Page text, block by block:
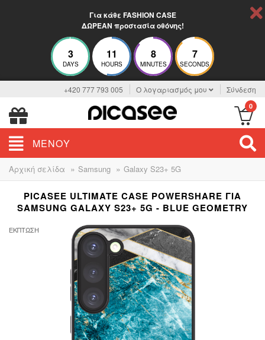
Για κάθε FASHION CASE
ΔΩΡΕΑΝ προστασία οθόνης!
3
DAYS
11
HOURS
8
MINUTES
6
SECONDS
+420 777 793 005 Ο λογαριασμός μου Σύνδεση
0
ΜΕΝΟΎ
Αρχική σελίδα » Samsung » Galaxy S23+ 5G
PICASEE ULTIMATE CASE POWERSHARE ΓΙΑ
SAMSUNG GALAXY S23+ 5G - BLUE GEOMETRY
ΈΚΠΤΩΣΗ